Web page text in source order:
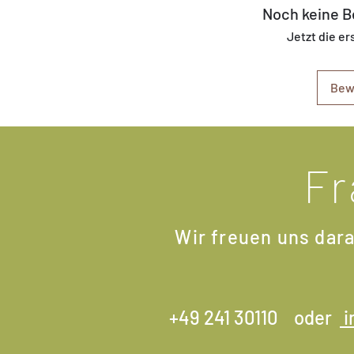
Noch keine
Jetzt die
Wir freuen uns
+49 241 30110 oder